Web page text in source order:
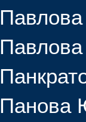
Панова